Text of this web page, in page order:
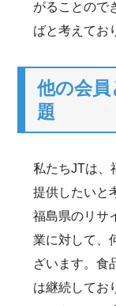
がることので
ばと考えてお
他の会
題
私たちJTは、
提供したいと
福島県のリサ
業に対して、
ざいます。食
は継続してお